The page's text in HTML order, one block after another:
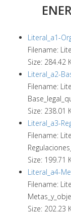
Literal_a1-
Filename:
Size: 284.42
Literal_a2-
Filename:
Size: 238.01
Literal_a3-
Filename:
Size: 199.71
Literal_a4-
Filename:
Size: 202.23